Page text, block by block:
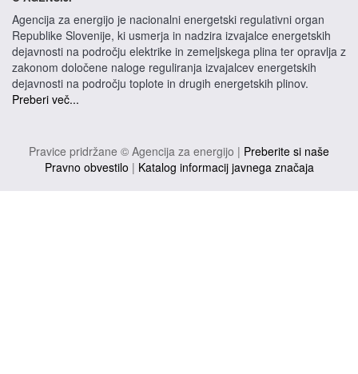
Agencija za energijo je nacionalni energetski regulativni organ
Republike Slovenije, ki usmerja in nadzira izvajalce energetskih
dejavnosti na področju elektrike in zemeljskega plina ter opravlja z
zakonom določene naloge reguliranja izvajalcev energetskih
dejavnosti na področju toplote in drugih energetskih plinov.
Preberi več...
Pravice pridržane © Agencija za energijo | Preberite si naše
Pravno obvestilo | Katalog informacij javnega značaja